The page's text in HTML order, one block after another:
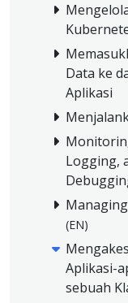
Data ke
Aplikasi
Logging,
(EN)
Mengakes
Aplikasi-
sebuah